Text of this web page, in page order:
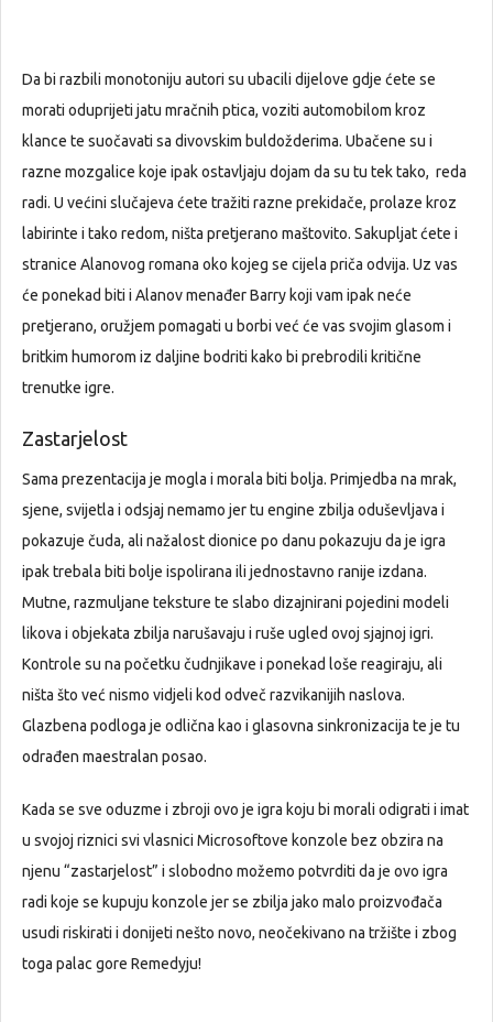
Da bi razbili monotoniju autori su ubacili dijelove gdje ćete se
morati oduprijeti jatu mračnih ptica, voziti automobilom kroz
klance te suočavati sa divovskim buldožderima. Ubačene su i
razne mozgalice koje ipak ostavljaju dojam da su tu tek tako, reda
radi. U većini slučajeva ćete tražiti razne prekidače, prolaze kroz
labirinte i tako redom, ništa pretjerano maštovito. Sakupljat ćete i
stranice Alanovog romana oko kojeg se cijela priča odvija. Uz vas
će ponekad biti i Alanov menađer Barry koji vam ipak neće
pretjerano, oružjem pomagati u borbi već će vas svojim glasom i
britkim humorom iz daljine bodriti kako bi prebrodili kritične
trenutke igre.
Zastarjelost
Sama prezentacija je mogla i morala biti bolja. Primjedba na mrak,
sjene, svijetla i odsjaj nemamo jer tu engine zbilja oduševljava i
pokazuje čuda, ali nažalost dionice po danu pokazuju da je igra
ipak trebala biti bolje ispolirana ili jednostavno ranije izdana.
Mutne, razmuljane teksture te slabo dizajnirani pojedini modeli
likova i objekata zbilja narušavaju i ruše ugled ovoj sjajnoj igri.
Kontrole su na početku čudnjikave i ponekad loše reagiraju, ali
ništa što već nismo vidjeli kod odveč razvikanijih naslova.
Glazbena podloga je odlična kao i glasovna sinkronizacija te je tu
odrađen maestralan posao.
Kada se sve oduzme i zbroji ovo je igra koju bi morali odigrati i imat
u svojoj riznici svi vlasnici Microsoftove konzole bez obzira na
njenu “zastarjelost” i slobodno možemo potvrditi da je ovo igra
radi koje se kupuju konzole jer se zbilja jako malo proizvođača
usudi riskirati i donijeti nešto novo, neočekivano na tržište i zbog
toga palac gore Remedyju!